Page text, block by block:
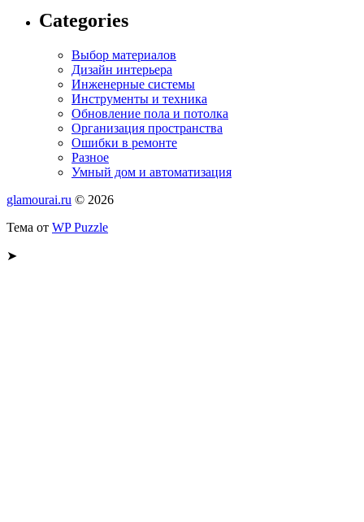
Categories
Выбор материалов
Дизайн интерьера
Инженерные системы
Инструменты и техника
Обновление пола и потолка
Организация пространства
Ошибки в ремонте
Разное
Умный дом и автоматизация
glamourai.ru © 2026
Тема от WP Puzzle
➤